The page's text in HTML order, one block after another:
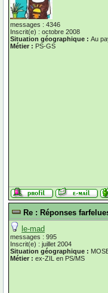
messages : 4346
Inscrit(e) : octobre 2008
Situation géographique : Au
Métier : PS-GS
Re : Réponses
le-mad
messages : 995
Inscrit(e) : juillet 2004
Situation géographique :
Métier : ex-ZIL en PS/MS